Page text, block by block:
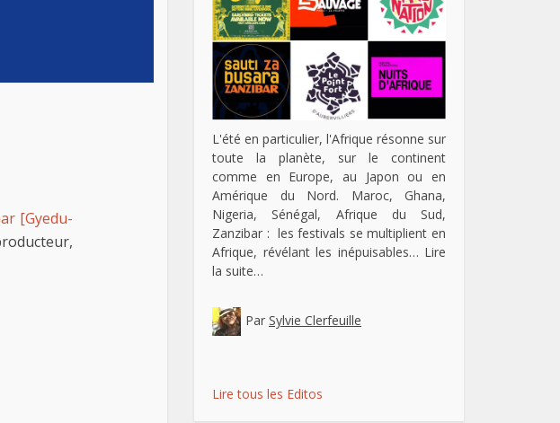
[Gyedu-
L'été en particulier, l'Afrique résonne sur
toute la planète, sur le continent
comme en Europe, au Japon ou en
Amérique du Nord. Maroc, Ghana,
Nigeria, Sénégal, Afrique du Sud,
Zanzibar : les festivals se multiplient en
Afrique, révélant les inépuisables… Lire
la suite…
Par Sylvie Clerfeuille
Lire tous les Editos